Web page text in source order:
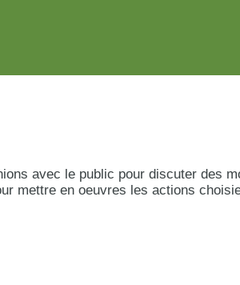
avec le public pour discuter des
mettre en oeuvres les actions